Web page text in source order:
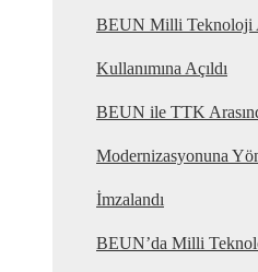
BEUN Milli Teknoloji
Kullanımına Açıldı
BEUN ile TTK
Modernizasyonuna
İmzalandı
BEUN’da Milli